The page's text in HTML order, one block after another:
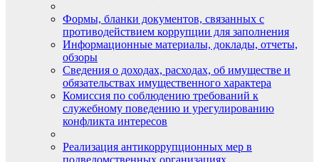
Формы, бланки документов, связанных с
противодействием коррупции для заполнения
Информационные материалы, доклады, отчеты,
обзоры
Сведения о доходах, расходах, об имуществе и
обязательствах имущественного характера
Комиссия по соблюдению требований к
служебному поведению и урегулированию
конфликта интересов
Реализация антикоррупционных мер в
подведомственных организациях